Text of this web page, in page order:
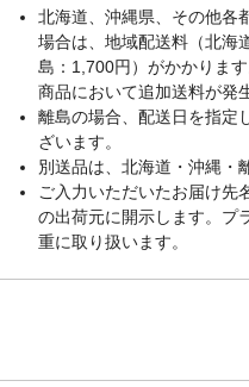
北海道、沖縄県、その他各
場合は、地域配送料（北海
島：1,700円）がかかりま
商品において追加送料が発
離島の場合、配送日を指定
ざいます。
別送品は、北海道・沖縄・
ご入力いただいたお届け先
の出荷元に開示します。プ
重に取り扱います。